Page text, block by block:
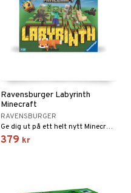
Ravensburger Labyrinth
Minecraft
RAVENSBURGER
Ge dig ut på ett helt nytt Minecraft-äventyr!
379 kr